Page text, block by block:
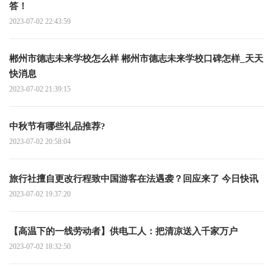
答！
2023-07-02 22:43:59
郴州市德志未来学校怎么样 郴州市德志未来学校口碑怎样_天天
快消息
2023-07-02 21:39:15
中秋节有哪些礼品推荐?
2023-07-02 20:58:04
旅行社擅自更改行程致中国游客在法遇袭？回应来了 今日快讯
2023-07-02 19:37:20
【高温下的一线劳动者】供电工人：把清凉送入千家万户
2023-07-02 18:32:50